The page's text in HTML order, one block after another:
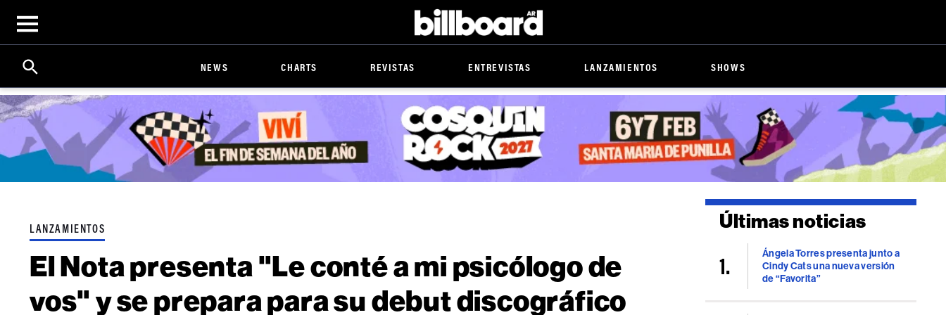
Open
menu
Billboard
Search
Click
Expand
Search
Input
NEWS CHARTS REVISTAS ENTREVISTAS LANZAMIENTOS SHOWS
LANZAMIENTOS
El Nota presenta "Le conté a mi psicólogo de
vos" y se prepara para su debut discográfico
Últimas noticias
Ángela Torres presenta junto a
Cindy Cats una nueva versión
de “Favorita”